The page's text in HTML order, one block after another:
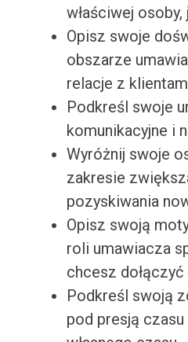
właściwej
Opisz swoje
obszarze
relacje z
Podkreśl swoje
komunikacyjne i
Wyróżnij swoje
zakresie
pozyskiwania
Opisz swoją
roli umawiacza
chcesz
Podkreśl swoją
pod presją